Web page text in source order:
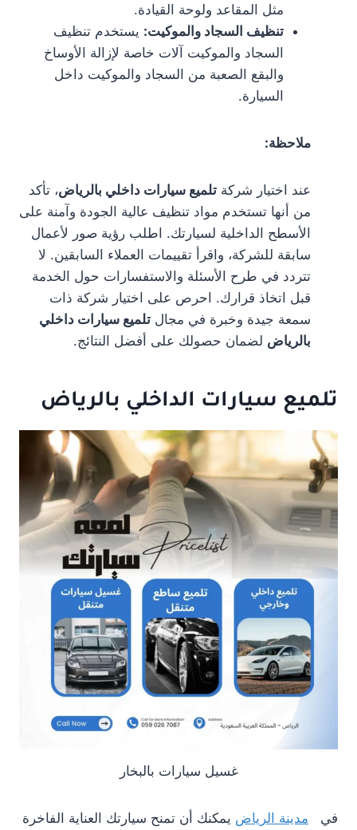
مثل المقاعد ولوحة القيادة.
تنظيف السجاد والموكيت: يستخدم تنظيف
السجاد والموكيت آلات خاصة لإزالة الأوساخ
والبقع الصعبة من السجاد والموكيت داخل
السيارة.
ملاحظة:
عند اختيار شركة تلميع سيارات داخلي بالرياض، تأكد
من أنها تستخدم مواد تنظيف عالية الجودة وآمنة على
الأسطح الداخلية لسيارتك. اطلب رؤية صور لأعمال
سابقة للشركة، واقرأ تقييمات العملاء السابقين. لا
تتردد في طرح الأسئلة والاستفسارات حول الخدمة
قبل اتخاذ قرارك. احرص على اختيار شركة ذات
سمعة جيدة وخبرة في مجال تلميع سيارات داخلي
بالرياض لضمان حصولك على أفضل النتائج.
تلميع سيارات الداخلي بالرياض
غسيل سيارات بالبخار
في مدينة الرياض يمكنك أن تمنح سيارتك العناية الفاخرة